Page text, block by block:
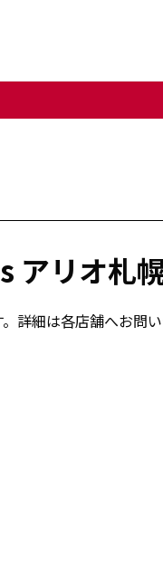
リオ札
詳細は各店舗へお問い